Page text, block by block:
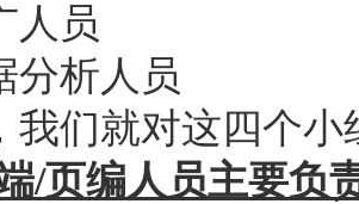
人员
析人员
们就对这四个小
/页编人员主要负